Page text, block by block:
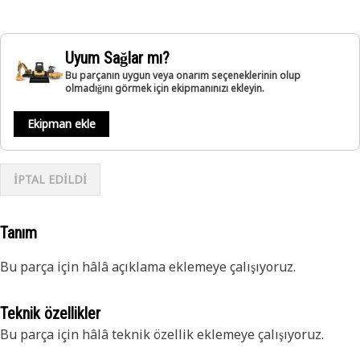
Uyum Sağlar mı?
Bu parçanın uygun veya onarım seçeneklerinin olup
olmadığını görmek için ekipmanınızı ekleyin.
Ekipman ekle
İPTAL EDİLDİ
Tanım
Bu parça için hâlâ açıklama eklemeye çalışıyoruz.
Teknik özellikler
Bu parça için hâlâ teknik özellik eklemeye çalışıyoruz.